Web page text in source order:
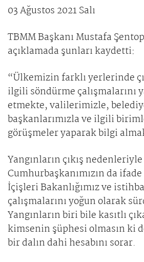
03 Ağustos 2021 Salı
TBMM Başkanı Mustafa
açıklamada şunları kaydetti:
“Ülkemizin farklı yerlerinde
ilgili söndürme çalışmalarını
etmekte, valilerimizle,
başkanlarımızla ve ilgili
görüşmeler yaparak bilgi
Yangınların çıkış
Cumhurbaşkanımızın da
İçişleri Bakanlığımız ve
çalışmalarını yoğun olarak
Yangınların biri bile kasıtlı
kimsenin şüphesi olmasın ki
bir dalın dahi hesabını sorar.